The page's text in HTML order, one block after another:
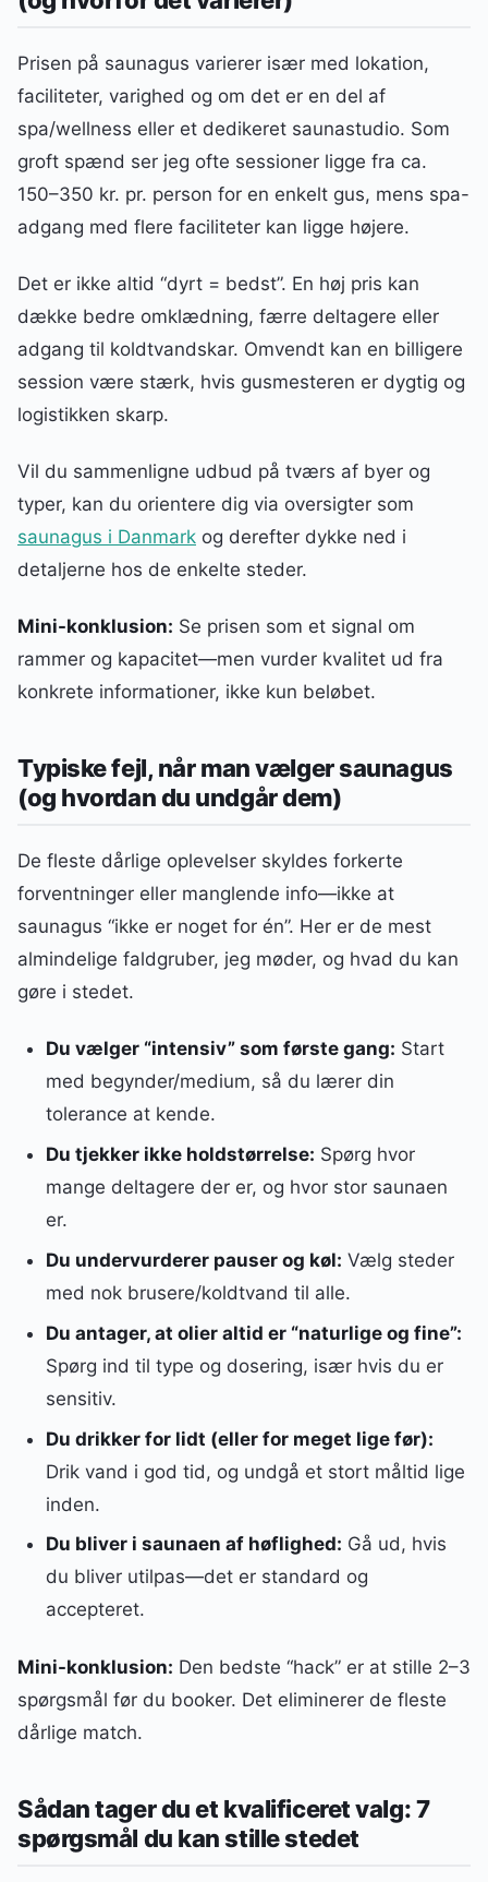
Prisen på saunagus varierer især med lokation,
faciliteter, varighed og om det er en del af
spa/wellness eller et dedikeret saunastudio. Som
groft spænd ser jeg ofte sessioner ligge fra ca.
150–350 kr. pr. person for en enkelt gus, mens spa-
adgang med flere faciliteter kan ligge højere.
Det er ikke altid “dyrt = bedst”. En høj pris kan
dække bedre omklædning, færre deltagere eller
adgang til koldtvandskar. Omvendt kan en billigere
session være stærk, hvis gusmesteren er dygtig og
logistikken skarp.
Vil du sammenligne udbud på tværs af byer og
typer, kan du orientere dig via oversigter som
saunagus i Danmark og derefter dykke ned i
detaljerne hos de enkelte steder.
Mini-konklusion: Se prisen som et signal om
rammer og kapacitet—men vurder kvalitet ud fra
konkrete informationer, ikke kun beløbet.
Typiske fejl, når man vælger saunagus
(og hvordan du undgår dem)
De fleste dårlige oplevelser skyldes forkerte
forventninger eller manglende info—ikke at
saunagus “ikke er noget for én”. Her er de mest
almindelige faldgruber, jeg møder, og hvad du kan
gøre i stedet.
Du vælger “intensiv” som første gang: Start
med begynder/medium, så du lærer din
tolerance at kende.
Du tjekker ikke holdstørrelse: Spørg hvor
mange deltagere der er, og hvor stor saunaen
er.
Du undervurderer pauser og køl: Vælg steder
med nok brusere/koldtvand til alle.
Du antager, at olier altid er “naturlige og fine”:
Spørg ind til type og dosering, især hvis du er
sensitiv.
Du drikker for lidt (eller for meget lige før):
Drik vand i god tid, og undgå et stort måltid lige
inden.
Du bliver i saunaen af høflighed: Gå ud, hvis
du bliver utilpas—det er standard og
accepteret.
Mini-konklusion: Den bedste “hack” er at stille 2–3
spørgsmål før du booker. Det eliminerer de fleste
dårlige match.
Sådan tager du et kvalificeret valg: 7
spørgsmål du kan stille stedet